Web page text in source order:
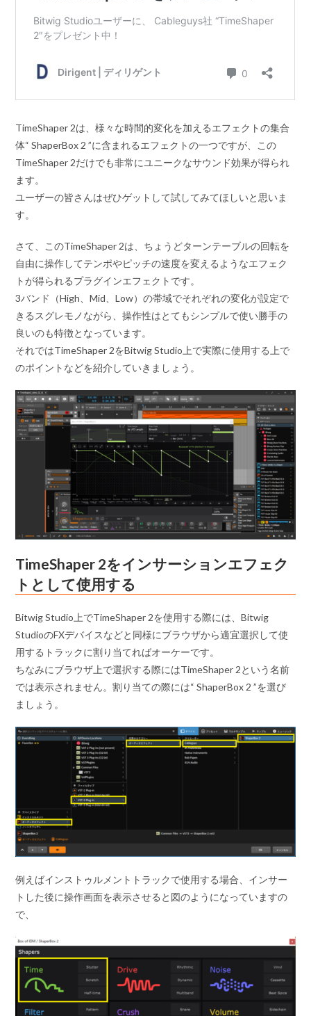
TimeShaper 2は、様々な時間的変化を加えるエフェクトの集合
体“ ShaperBox 2 ”に含まれるエフェクトの一つですが、この
TimeShaper 2だけでも非常にユニークなサウンド効果が得られ
ます。
ユーザーの皆さんはぜひゲットして試してみてほしいと思いま
す。
さて、このTimeShaper 2は、ちょうどターンテーブルの回転を
自由に操作してテンポやピッチの速度を変えるようなエフェク
トが得られるプラグインエフェクトです。
3バンド（High、Mid、Low）の帯域でそれぞれの変化が設定で
きるスグレモノながら、操作性はとてもシンプルで使い勝手の
良いのも特徴となっています。
それではTimeShaper 2をBitwig Studio上で実際に使用する上で
のポイントなどを紹介していきましょう。
TimeShaper 2をインサーションエフェク
トとして使用する
Bitwig Studio上でTimeShaper 2を使用する際には、Bitwig
StudioのFXデバイスなどと同様にブラウザから適宜選択して使
用するトラックに割り当てればオーケーです。
ちなみにブラウザ上で選択する際にはTimeShaper 2という名前
では表示されません。割り当ての際には“ ShaperBox 2 ”を選び
ましょう。
例えばインストゥルメントトラックで使用する場合、インサー
トした後に操作画面を表示させると図のようになっていますの
で、